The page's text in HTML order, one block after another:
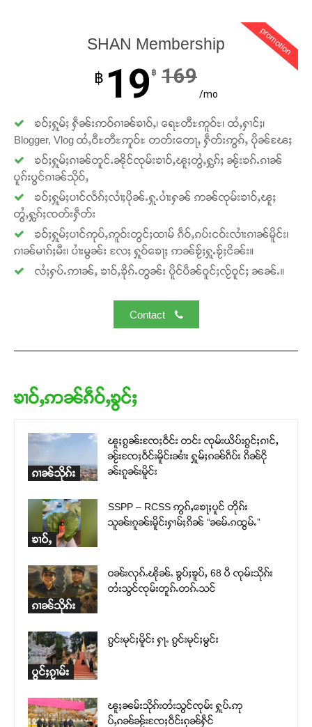
Support SHAN
တႃႇႁႂ်ႈသဵင်ၵၢင်ၸႂ်ၵူၼ်းမိူင်း ၵူႈတီႈၵူႈလႅၼ်ပေႃးတေၸွ
တ်ႇ တူဝ်ႈလုမ်ႈၾႃႉၼၼ်ႉ ၶဝ်ႈႁူမ်ႈၵမ်ႉထႅမ် ၸုမ်းၶၢ
ဝ်ႇၽူႈတွႆႇႁွၵ်ႈ လႆႈယူႇၶႃႈဢေႃႈ။
Donate Now
promotion
SHAN Membership
฿ 19 ฿ 169
/mo
ၶဝ်ႈႁူမ်ႈ ႁဵၼ်းဢဝ်ၵၢၼ်ၶၢဝ်ႇ၊ ရေႊတီႊဢူဝ်ႊ၊ ထႆႇႁၢင်ႈ၊
Blogger, Vlog ထႆႇဝီႊတီႊဢူဝ်ႊ တတ်းတေႃႇ ႁဵတ်းဢွၵ်ႇ ပိုၼ်ၽႄႈ
ၶဝ်ႈႁူမ်ႈၵၢၼ်တူင်ႉၼိုင်ၸုမ်းၶၢဝ်ႇၽူႈတွႆႇႁွၵ်ႈ ၼႂ်းၶၵ်ႉၵၢၼ်
ပူၵ်းပွင်ၵၢၼ်သိုဝ်ႇ
ၶဝ်ႈႁူမ်ႈပၢင်လႅၵ်ႈလၢႆႈပိုၼ်ႉႁူႉပၢႆးႁၼ် ဢၼ်ၸုမ်းၶၢဝ်ႇၽူႈ
တွႆႇႁွၵ်ႈၸတ်းႁဵတ်း
ၶဝ်ႈႁူမ်ႈပၢင်ဢုပ်ႇဢူဝ်းတွင်ႈထၢမ် ၵဵဝ်ႇၵပ်းငဝ်းလၢႆးၵၢၼ်မိူင်း၊
ၵၢၼ်မၢၵ်ႈမီး၊ ပၢႆးမွၼ်း လႄႈ ႁူဝ်ၶေႃႈ ဢၼ်ၶႂ်ႈႁူႉၶႂ်ႈငိၼ်း။
လႆႈႁပ်ႉဢၢၼ်ႇ ၶၢဝ်ႇၶိုၵ်ႉတွၼ်း ပိူင်ပဵၼ်ဝူင်ႈလႂ်ဝူင်ႈ ၼၼ်ႉ။
Contact
ၶၢဝ်ႇဢၼ်ၵဵဝ်ႇၶွင်ႈ
ၵၢၼ်သိုၵ်း
ၽူႈၵွၼ်းၸႄႈဝဵင်း တင်း ၸုမ်းယိပ်းၵွင်ႈၵၢင်ႇ
ၼႂ်းၸႄႈဝဵင်းမိူင်းၼၢႆး ႁူမ်ႈၵၼ်ၵဵပ်း ၵိၼ်ငို
ၼ်းၵူၼ်းမိူင်း
ၶၢဝ်ႇ
SSPP – RCSS ဢွၵ်ႇၶေႃႈပူင် တိုၵ်း
သူၼ်းၵူၼ်းမိူင်းႁၢမ်ႈၵိၼ် “ၼမ်ႉၵထွမ်ႉ”
ၵၢၼ်သိုၵ်း
ဝၼ်းလုၵ်ႉၽိုၼ်ႉ ၶွပ်ႈၶူပ်ႇ 68 ပီ ၸုမ်းသိုၵ်း
တႆးသွင်ၸုမ်းတူၵ်ႉတၵ်ႉသင်
ပွင်ႈၵႂၢမ်း
ၵွင်းမုင်ႈမိူင်း ႁႃႉ ၵွင်းမုင်ႈမွင်း
ၽူႈၼမ်းသိုၵ်းတႆးသွင်ၸုမ်း ႁူပ်ႉဢု
ပ်ႇၵၼ်ၼႂ်းၸႄႈဝဵင်းၵုၼ်ႁဵင်